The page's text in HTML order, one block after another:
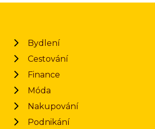
Bydlení
Cestování
Finance
Móda
Nakupování
Podnikání